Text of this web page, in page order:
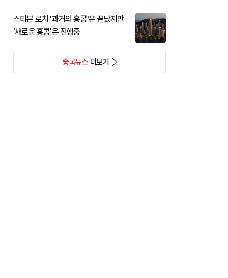
스티븐 로치 '과거의 홍콩'은 끝났지만
'새로운 홍콩'은 진행중
중국뉴스더보기